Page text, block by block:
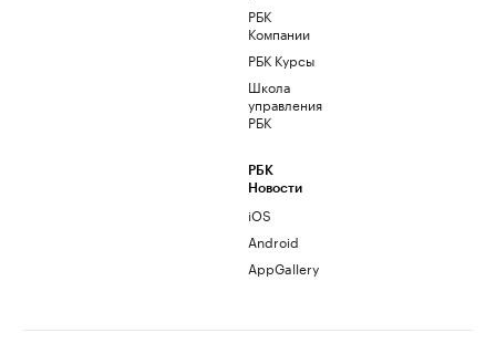
РБК
Компании
РБК Курсы
Школа
управления
РБК
РБК
Новости
iOS
Android
AppGallery